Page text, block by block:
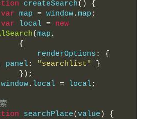
createSearch()
{
var map = window.map ;
var local = new
(map,
{
                 renderOptions
:
{
panel: "searchlist"
}
});
         window
. local = local;
searchPlace(value )
{